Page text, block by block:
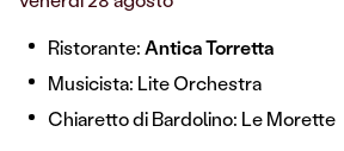
Ristorante:Antica Torretta
Musicista: Lite Orchestra
Chiaretto di Bardolino: Le Morette